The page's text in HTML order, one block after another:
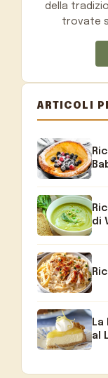
della
trovate
ARTICOLI
di
al